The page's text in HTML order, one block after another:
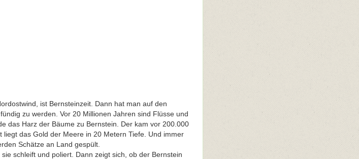
ist Bernsteinzeit. Dann hat man auf den
zu werden. Vor 20 Millionen Jahren sind Flüsse und
das Harz der Bäume zu Bernstein. Der kam vor 200.000
das Gold der Meere in 20 Metern Tiefe. Und immer
Schätze an Land gespült.
schleift und poliert. Dann zeigt sich, ob der Bernstein